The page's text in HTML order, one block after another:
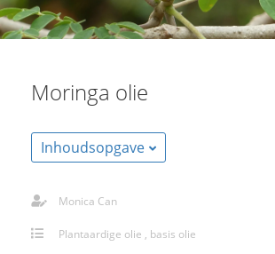
Moringa olie
Inhoudsopgave
Monica Can
Plantaardige olie , basis olie